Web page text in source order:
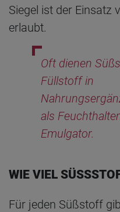
Siegel ist der Einsatz
erlaubt.
Oft dienen
Füllstoff in
als
Emulgator.
WIE VIEL
Für jeden Süßstoff